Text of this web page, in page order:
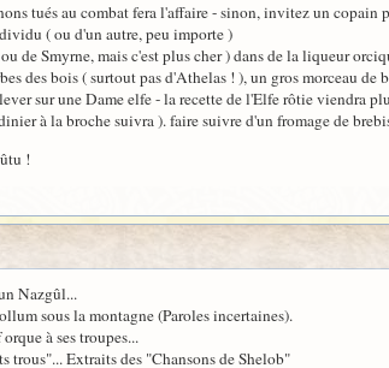
tués au combat fera l'affaire - sinon, invitez un
( ou d'un autre, peu importe )
de Smyrne, mais c'est plus cher ) dans de la liqueur
des bois ( surtout pas d'Athelas ! ), un gros morceau de
sur une Dame elfe - la recette de l'Elfe rôtie viendra
à la broche suivra ). faire suivre d'un fromage de
!
Nazgûl...
sous la montagne (Paroles incertaines).
à ses troupes...
trous"... Extraits des "Chansons de Shelob"